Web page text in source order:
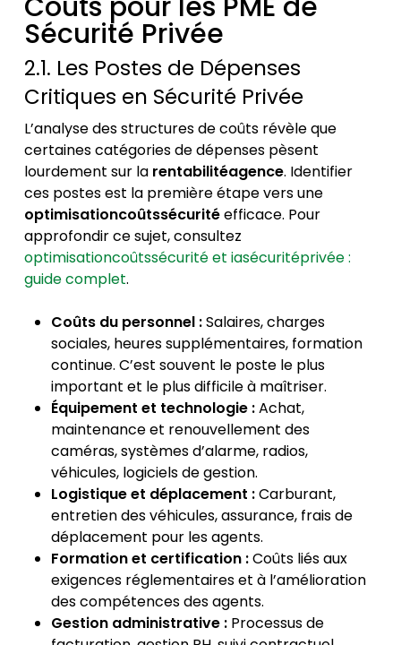
Sécurité Privée
2.1. Les Postes de Dépenses
Critiques en Sécurité Privée
L’analyse des structures de coûts révèle que
certaines catégories de dépenses pèsent
lourdement sur la rentabilitéagence. Identifier
ces postes est la première étape vers une
optimisationcoûtssécuritéefficace. Pour
approfondir ce sujet, consultez
optimisationcoûtssécurité et iasécuritéprivée :
guide complet.
Coûts du personnel :Salaires, charges
sociales, heures supplémentaires, formation
continue. C’est souvent le poste le plus
important et le plus difficile à maîtriser.
Équipement et technologie :Achat,
maintenance et renouvellement des
caméras, systèmes d’alarme, radios,
véhicules, logiciels de gestion.
Logistique et déplacement :Carburant,
entretien des véhicules, assurance, frais de
déplacement pour les agents.
Formation et certification :Coûts liés aux
exigences réglementaires et à l’amélioration
des compétences des agents.
Gestion administrative :Processus de